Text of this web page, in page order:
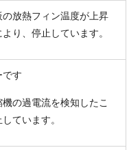
放熱フィン温度が上昇
り、停止しています。
です
の過電流を検知したこ
ています。